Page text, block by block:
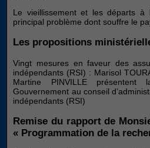
Le vieillissement et les départs à
principal problème dont souffre le
Les propositions
Vingt mesures en faveur des
indépendants (RSI) : Marisol
Martine PINVILLE
Gouvernement au conseil
indépendants (RSI)
Remise du rapport de
« Programmation de la